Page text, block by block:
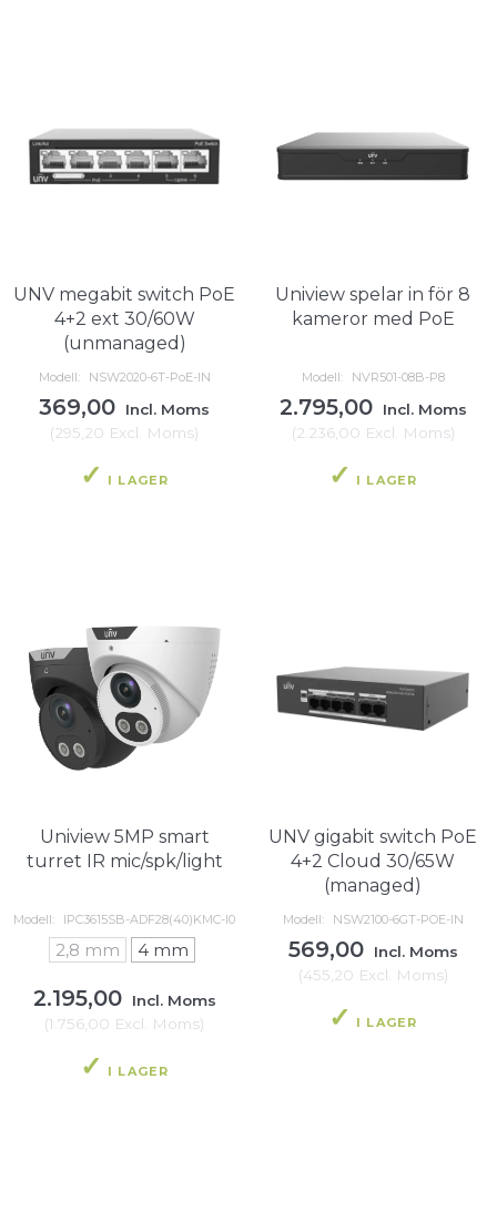
UNV megabit switch PoE
4+2 ext 30/60W
(unmanaged)
Modell: NSW2020-6T-PoE-IN
369,00
Incl. Moms
(295,20 Excl. Moms)
I LAGER
Uniview spelar in för 8
kameror med PoE
Modell: NVR501-08B-P8
2.795,00
Incl. Moms
(2.236,00 Excl. Moms)
I LAGER
Uniview 5MP smart
turret IR mic/spk/light
Modell: IPC3615SB-ADF28(40)KMC-I0
2,8 mm 4 mm
2.195,00
Incl. Moms
(1.756,00 Excl. Moms)
I LAGER
UNV gigabit switch PoE
4+2 Cloud 30/65W
(managed)
Modell: NSW2100-6GT-POE-IN
569,00
Incl. Moms
(455,20 Excl. Moms)
I LAGER